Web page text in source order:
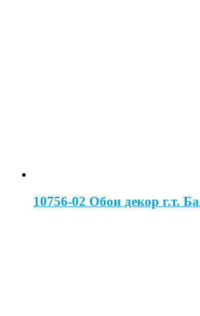
10756-02 Обои декор г.т.